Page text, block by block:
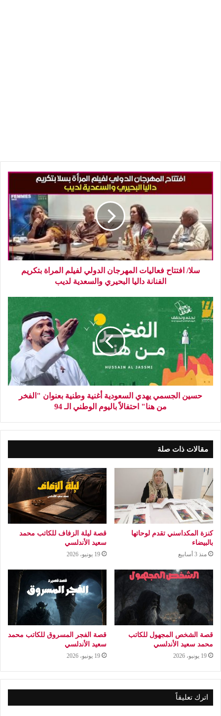
سلا/ افتتاح فعاليات المهرجان الدولي لفيلم المراة بتكريم
الفنانة داليا البحيري والسعدية لديب
حسين الجسمي يهدي السعودية أغنية وطنية بعنوان "الفخر
من هنا" احتفالاً باليوم الوطني الـ 94
مقالات ذات صلة
كنزة المكداسني تقدم لوحاتها
بالبيضاء
منذ 3 أسابيع
قصة ليلة الزفاف للكاتب محمد
سعيد الأندلسي
19 يونيو، 2026
قصة الشخص المجهول للكاتب
محمد سعيد الأندلسي
19 يونيو، 2026
قصة الفجر المسروق للكاتب محمد
سعيد الأندلسي
19 يونيو، 2026
اترك تعليقاً